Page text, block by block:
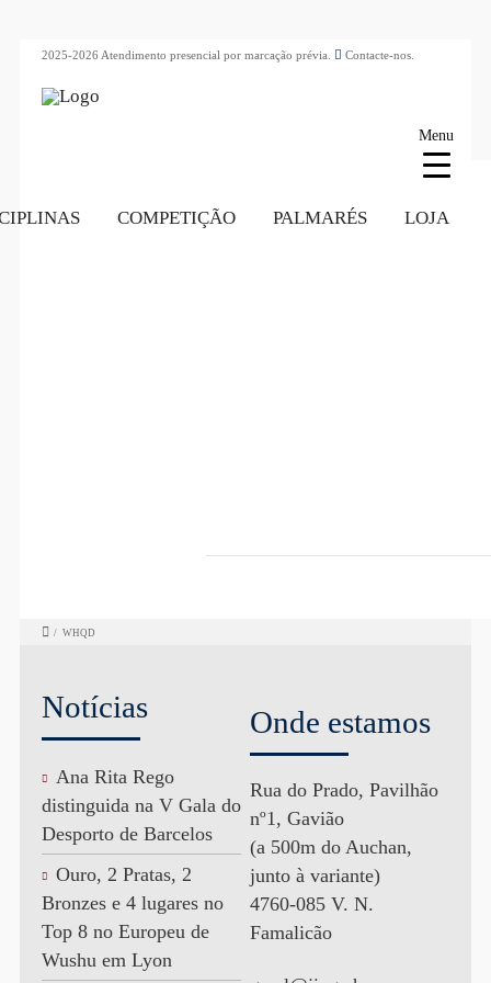
2025-2026 Atendimento presencial por marcação prévia. Contacte-nos.
COMPETIÇÃO PALMARÉS LOJA
/ WHQD
Notícias
Ana Rita Rego
distinguida na V Gala do
Desporto de Barcelos
Ouro, 2 Pratas, 2
Bronzes e 4 lugares no
Top 8 no Europeu de
Wushu em Lyon
Onde estamos
Rua do Prado, Pavilhão
nº1, Gavião
(a 500m do Auchan,
junto à variante)
4760-085 V. N.
Famalicão
Menu